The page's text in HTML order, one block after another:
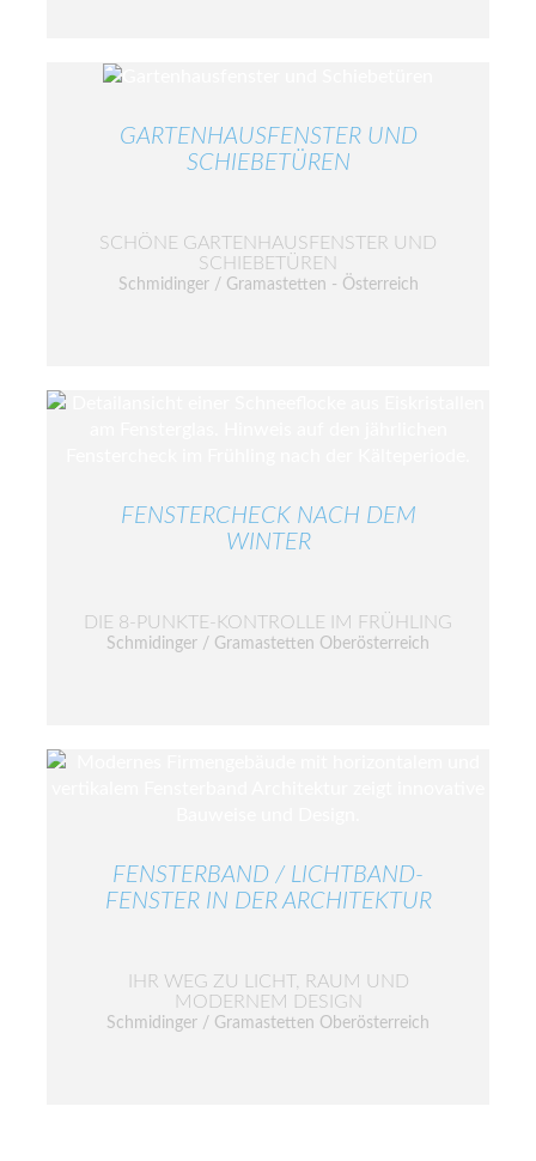
GARTENHAUSFENSTER UND
SCHIEBETÜREN
SCHÖNE GARTENHAUSFENSTER UND
SCHIEBETÜREN
Schmidinger / Gramastetten - Österreich
FENSTERCHECK NACH DEM
WINTER
DIE 8-PUNKTE-KONTROLLE IM FRÜHLING
Schmidinger / Gramastetten Oberösterreich
FENSTERBAND / LICHTBAND-
FENSTER IN DER ARCHITEKTUR
IHR WEG ZU LICHT, RAUM UND
MODERNEM DESIGN
Schmidinger / Gramastetten Oberösterreich